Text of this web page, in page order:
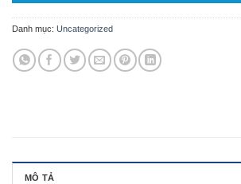
Danh mục: Uncategorized
MÔ TẢ